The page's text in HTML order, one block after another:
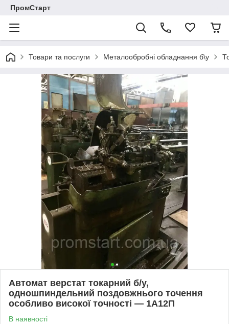
ПромСтарт
Товари та послуги Металообробні обладнання б\у
Автомат верстат токарний б/у,
одношпиндельний поздовжнього точення
особливо високої точності — 1А12П
В наявності